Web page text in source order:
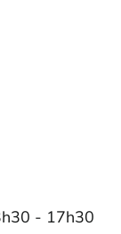
- 17h30